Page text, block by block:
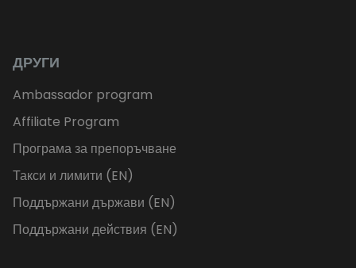
ДРУГИ
Ambassador program
Affiliate Program
Програма за препоръчване
Такси и лимити (EN)
Поддържани държави (EN)
Поддържани действия (EN)